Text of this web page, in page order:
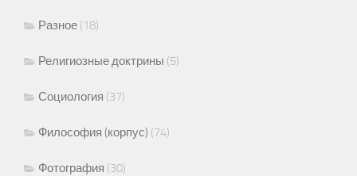
Разное (18)
Религиозные доктрины (5)
Социология (37)
Философия (корпус) (74)
Фотография (30)